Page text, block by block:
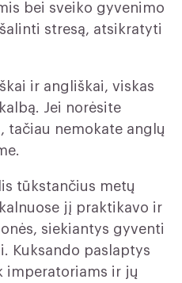
bei sveiko gyvenimo
stresą, atsikratyti
ir angliškai, viskas
Jei norėsite
tačiau nemokate anglų
tūkstančius metų
jį praktikavo ir
siekiantys gyventi
Kuksando paslaptys
imperatoriams ir jų